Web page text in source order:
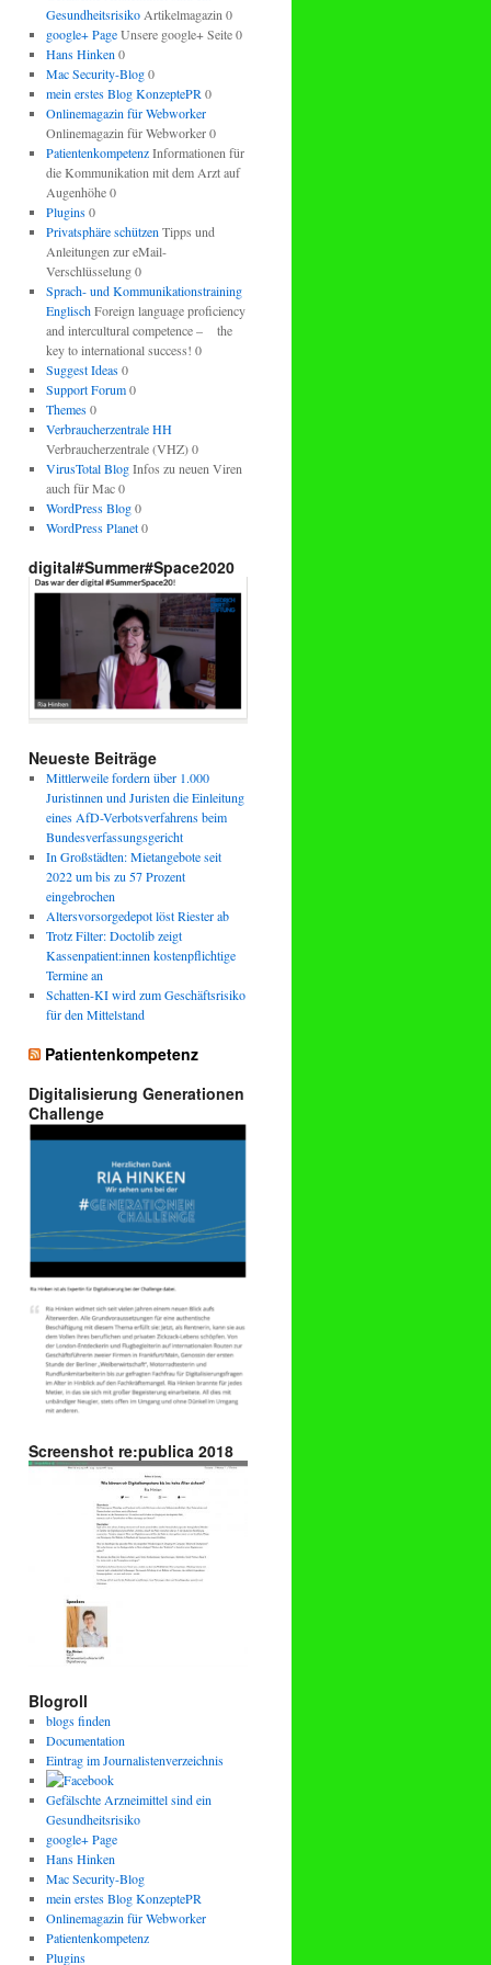
GesundheitsrisikoArtikelmagazin 0
google+ PageUnsere google+ Seite 0
Hans Hinken 0
Mac Security-Blog0
mein erstes Blog KonzeptePR 0
Onlinemagazin für Webworker
Onlinemagazin für Webworker 0
PatientenkompetenzInformationen für
die Kommunikation mit dem Arzt auf
Augenhöhe 0
Plugins0
Privatsphäre schützen Tipps und
Anleitungen zur eMail-
Verschlüsselung 0
Sprach- und Kommunikationstraining
EnglischForeign language proficiency
and intercultural competence – the
key to international success! 0
Suggest Ideas0
Support Forum0
Themes0
Verbraucherzentrale HH
Verbraucherzentrale (VHZ) 0
VirusTotal BlogInfos zu neuen Viren
auch für Mac 0
WordPress Blog0
WordPress Planet0
digital#Summer#Space2020
Neueste Beiträge
Mittlerweile fordern über 1.000
Juristinnen und Juristen die Einleitung
eines AfD-Verbotsverfahrens beim
Bundesverfassungsgericht
In Großstädten: Mietangebote seit
2022 um bis zu 57 Prozent
eingebrochen
Altersvorsorgedepot löst Riester ab
Trotz Filter: Doctolib zeigt
Kassenpatient:innen kostenpflichtige
Termine an
Schatten-KI wird zum Geschäftsrisiko
für den Mittelstand
Patientenkompetenz
Digitalisierung Generationen
Challenge
Screenshot re:publica 2018
Blogroll
blogs finden
Documentation
Eintrag im Journalistenverzeichnis
Gefälschte Arzneimittel sind ein
Gesundheitsrisiko
google+ Page
Hans Hinken
Mac Security-Blog
mein erstes Blog KonzeptePR
Onlinemagazin für Webworker
Patientenkompetenz
Plugins